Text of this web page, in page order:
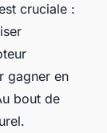
cruciale :
gagner en
bout de